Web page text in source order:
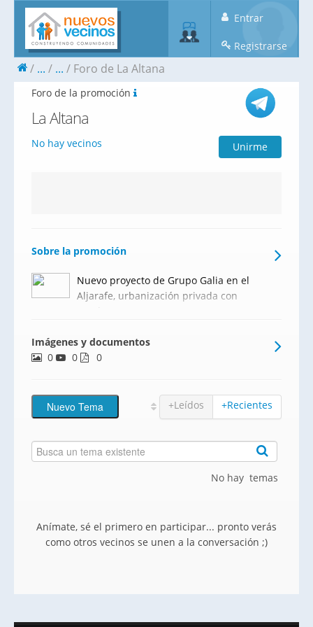
Entrar
Registrarse
... ... Foro de La Altana
Foro de la promoción
La Altana
No hay vecinos Unirme
Sobre la promoción
Nuevo proyecto de Grupo Galia en el
Aljarafe, urbanización privada con
Espartinas. Junto al Colegio Internacional
Europa, una de las zonas más reconocidas
Imágenes y documentos
0
0 0
+Leídos +Recientes
No hay temas
Anímate, sé el primero en participar... pronto verás
como otros vecinos se unen a la conversación ;)